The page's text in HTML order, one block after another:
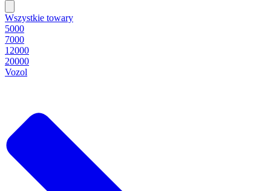
Wszystkie towary
5000
7000
12000
20000
Vozol